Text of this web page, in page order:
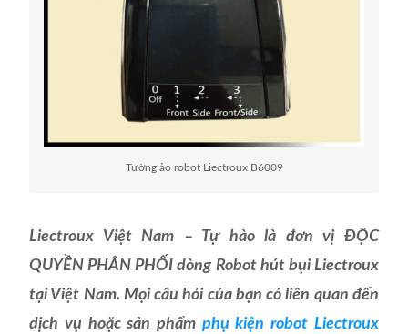
Tường ảo robot Liectroux B6009
Liectroux Việt Nam – Tự hào là đơn vị ĐỘC
QUYỀN PHÂN PHỐI dòng Robot hút bụi Liectroux
tại Việt Nam. Mọi câu hỏi của bạn có liên quan đến
dịch vụ hoặc sản phẩm phụ kiện robot Liectroux